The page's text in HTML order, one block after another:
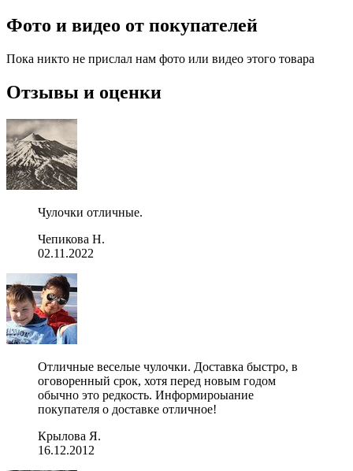
Фото и видео от покупателей
Пока никто не прислал нам фото или видео этого товара
Отзывы и оценки
Чулочки отличные.
Чепикова Н.
02.11.2022
Отличные веселые чулочки. Доставка быстро, в
оговоренный срок, хотя перед новым годом
обычно это редкость. Информироыание
покупателя о доставке отличное!
Крылова Я.
16.12.2012